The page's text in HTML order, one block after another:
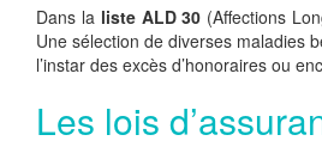
Dans la liste ALD 30 (Affections
Une sélection de diverses maladies
l’instar des excès d’honoraires ou
Les lois